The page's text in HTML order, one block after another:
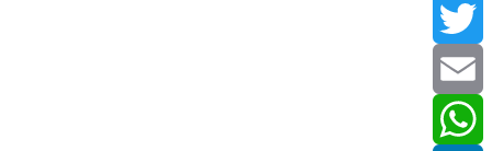
Facebook
Twitter
Email